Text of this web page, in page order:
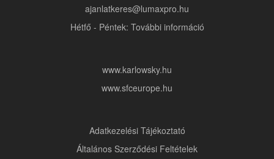
ajanlatkeres@lumaxpro.hu
Hétfő - Péntek: További információ
www.karlowsky.hu
www.sfceurope.hu
Adatkezelési Tájékoztató
Általános Szerződési Feltételek